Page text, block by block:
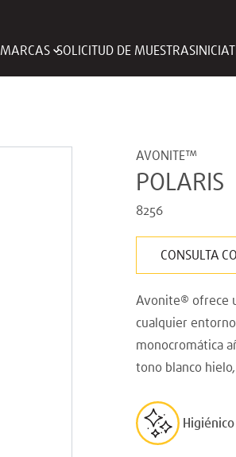
MARCAS SOLICITUD DE MUESTRAS
AVONITE™
POLARIS
8256
CONSULTA
Avonite® ofrece
cualquier
monocromática
tono blanco